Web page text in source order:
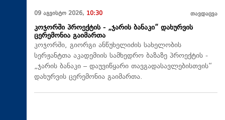
09 აგვისტო 2026, 10:30 თავდაცვა
კოჯორში პროექტის - „ჯარის ბანაკი“ დახურვის
ცერემონია გაიმართა
კოჯორში, გიორგი ანწუხელიძის სახელობის
სერჟანტთა აკადემიის სამხედრო ბაზაზე პროექტის -
„ჯარის ბანაკი – დაუვიწყარი თავგადასავლებისთვის“
დახურვის ცერემონია გაიმართა.